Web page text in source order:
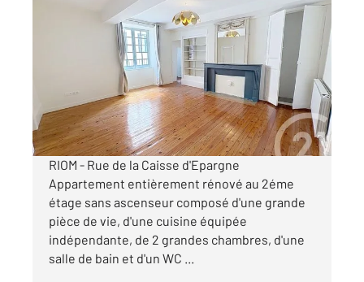
, 3 pièces
Appartement F3 à louer
815 €
par mois charges comprises
RIOM - Rue de la Caisse d'Epargne
Appartement entièrement rénové au 2éme
étage sans ascenseur composé d'une grande
pièce de vie, d'une cuisine équipée
indépendante, de 2 grandes chambres, d'une
salle de bain et d'un WC ...